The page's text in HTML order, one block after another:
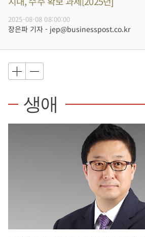
2025-08-08 08:00:00
장은파 기자 - jep@businesspost.co.kr
생애